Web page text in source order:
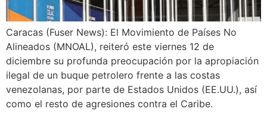
Caracas (Fuser News): El Movimiento de Países No
Alineados (MNOAL), reiteró este viernes 12 de
diciembre su profunda preocupación por la apropiación
ilegal de un buque petrolero frente a las costas
venezolanas, por parte de Estados Unidos (EE.UU.), así
como el resto de agresiones contra el Caribe.